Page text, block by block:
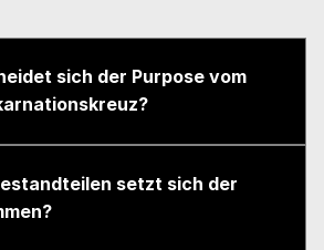
sich der Purpose vom
setzt sich der